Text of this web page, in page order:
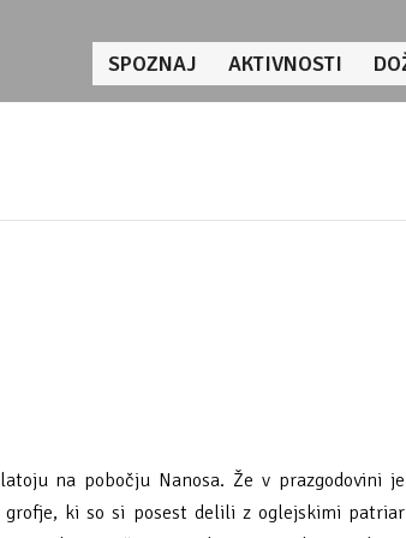
SPOZNAJ AKTIVNOSTI
na pobočju Nanosa. Že v prazgodovini
ki so si posest delili z oglejskimi